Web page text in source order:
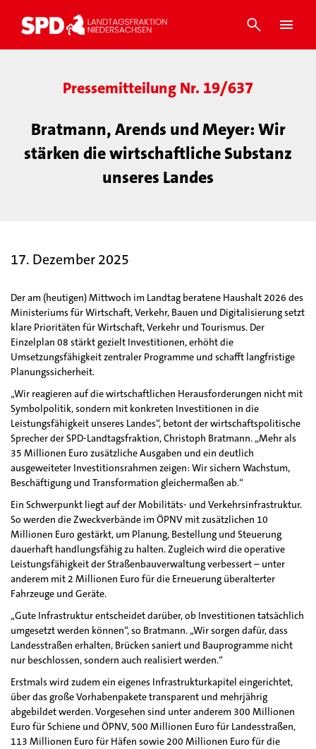
Pressemitteilung Nr. 19/637
Bratmann, Arends und Meyer: Wir
stärken die wirtschaftliche Substanz
unseres Landes
17. Dezember 2025
Der am (heutigen) Mittwoch im Landtag beratene Haushalt 2026 des
Ministeriums für Wirtschaft, Verkehr, Bauen und Digitalisierung setzt
klare Prioritäten für Wirtschaft, Verkehr und Tourismus. Der
Einzelplan 08 stärkt gezielt Investitionen, erhöht die
Umsetzungsfähigkeit zentraler Programme und schafft langfristige
Planungssicherheit.
„Wir reagieren auf die wirtschaftlichen Herausforderungen nicht mit
Symbolpolitik, sondern mit konkreten Investitionen in die
Leistungsfähigkeit unseres Landes“, betont der wirtschaftspolitische
Sprecher der SPD-Landtagsfraktion, Christoph Bratmann. „Mehr als
35 Millionen Euro zusätzliche Ausgaben und ein deutlich
ausgeweiteter Investitionsrahmen zeigen: Wir sichern Wachstum,
Beschäftigung und Transformation gleichermaßen ab.“
Ein Schwerpunkt liegt auf der Mobilitäts- und Verkehrsinfrastruktur.
So werden die Zweckverbände im ÖPNV mit zusätzlichen 10
Millionen Euro gestärkt, um Planung, Bestellung und Steuerung
dauerhaft handlungsfähig zu halten. Zugleich wird die operative
Leistungsfähigkeit der Straßenbauverwaltung verbessert – unter
anderem mit 2 Millionen Euro für die Erneuerung überalterter
Fahrzeuge und Geräte.
„Gute Infrastruktur entscheidet darüber, ob Investitionen tatsächlich
umgesetzt werden können“, so Bratmann. „Wir sorgen dafür, dass
Landesstraßen erhalten, Brücken saniert und Bauprogramme nicht
nur beschlossen, sondern auch realisiert werden.“
Erstmals wird zudem ein eigenes Infrastrukturkapitel eingerichtet,
über das große Vorhabenpakete transparent und mehrjährig
abgebildet werden. Vorgesehen sind unter anderem 300 Millionen
Euro für Schiene und ÖPNV, 500 Millionen Euro für Landesstraßen,
113 Millionen Euro für Häfen sowie 200 Millionen Euro für die